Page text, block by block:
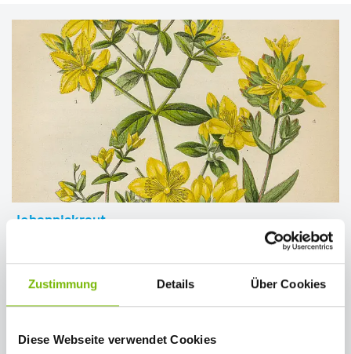
Zustimmung Details Über Cookies
Diese Webseite verwendet Cookies
Johanniskraut
Die Pflanze zur Stimmungsaufhellung (Hypericum perforatum) ist
seit mindestens 2.000 Jahren als Heilpflanze bekannt. Sie zählt zu
den stimmungsaufhellenden Phytopharmaka und soll gegen
depressive Verstimmungen helfen. Es empfiehlt sich,
standardisierte Präparate mit gleichem Wirkstoffgehalt in der
Apotheke zu kaufen, da Johanniskraut unerwünschte
Herzmedikamenten und der Anti-Baby-Pille haben kann. Deshalb ist